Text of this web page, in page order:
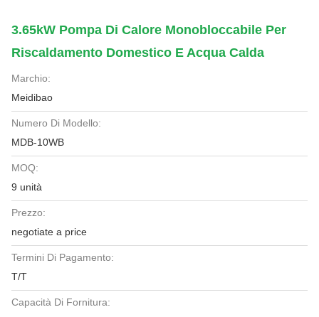
3.65kW Pompa Di Calore Monobloccabile Per
Riscaldamento Domestico E Acqua Calda
Marchio:
Meidibao
Numero Di Modello:
MDB-10WB
MOQ:
9 unità
Prezzo:
negotiate a price
Termini Di Pagamento:
T/T
Capacità Di Fornitura: